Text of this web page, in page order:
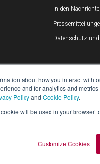
about how you interact with
and for analytics and
Policyand Cookie Policy.
will be used in your browser
Customize Cookies
In den
Datenschutz
DATENSCHUTZERKLÄRUNG